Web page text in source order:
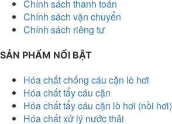
Chính sách thanh toán
Chính sách vận chuyển
Chính sách riêng tư
SẢN PHẨM NỔI BẬT
Hóa chất chống cáu cặn lò hơi
Hóa chất tẩy cáu cặn
Hóa chất tẩy cáu cặn lò hơi (nồi hơi)
Hóa chất xử lý nước thải